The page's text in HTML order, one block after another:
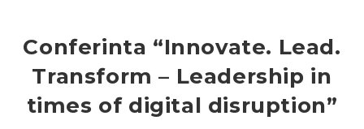
Conferinta “Innovate. Lead.
Transform – Leadership in
times of digital disruption”